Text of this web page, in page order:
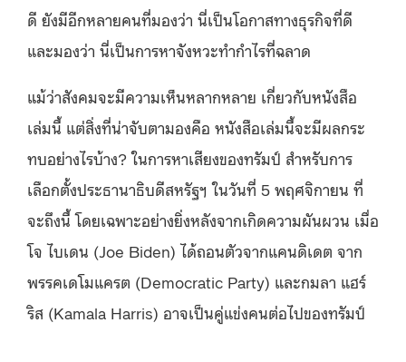
ดี ยังมีอีกหลายคนที่มองว่า นี่เป็นโอกาสทางธุรกิจที่ดี
และมองว่า นี่เป็นการหาจังหวะทำกำไรที่ฉลาด
แม้ว่าสังคมจะมีความเห็นหลากหลาย เกี่ยวกับหนังสือ
เล่มนี้ แต่สิ่งที่น่าจับตามองคือ หนังสือเล่มนี้จะมีผลกระ
ทบอย่างไรบ้าง? ในการหาเสียงของทรัมป์ สำหรับการ
เลือกตั้งประธานาธิบดีสหรัฐฯ ในวันที่ 5 พฤศจิกายน ที่
จะถึงนี้ โดยเฉพาะอย่างยิ่งหลังจากเกิดความผันผวน เมื่อ
โจ ไบเดน (Joe Biden) ได้ถอนตัวจากแคนดิเดต จาก
พรรคเดโมแครต (Democratic Party) และกมลา แฮร์
ริส (Kamala Harris) อาจเป็นคู่แข่งคนต่อไปของทรัมป์